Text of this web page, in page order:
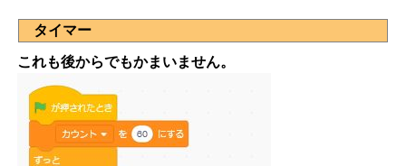
タイマー
これも後からでもかまいません。